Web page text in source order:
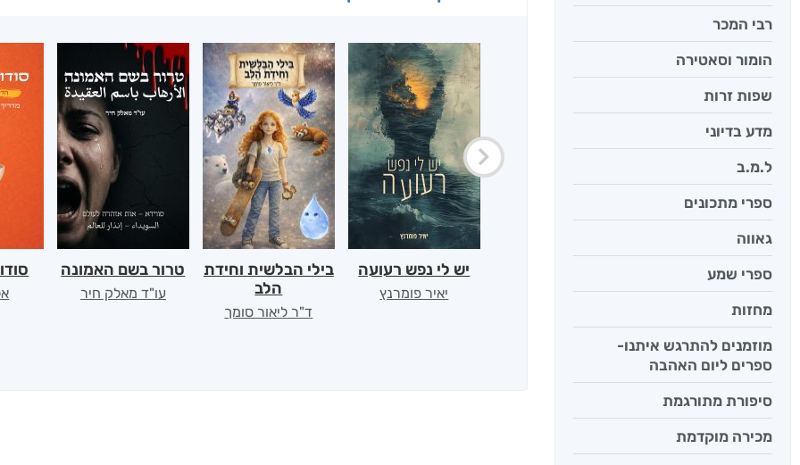
רבי המכר
הומור וסאטירה
שפות זרות
מדע בדיוני
ל.מ.ב
ספרי מתכונים
גאווה
ספרי שמע
מחזות
מוזמנים להתרגש איתנו-
ספרים ליום האהבה
סיפורת מתורגמת
מכירה מוקדמת
יש לי נפש רעועה
יאיר פומרנץ
בילי הבלשית וחידת
הלב
ד"ר ליאור סומך
טרור בשם האמונה
עו"ד מאלק חיר